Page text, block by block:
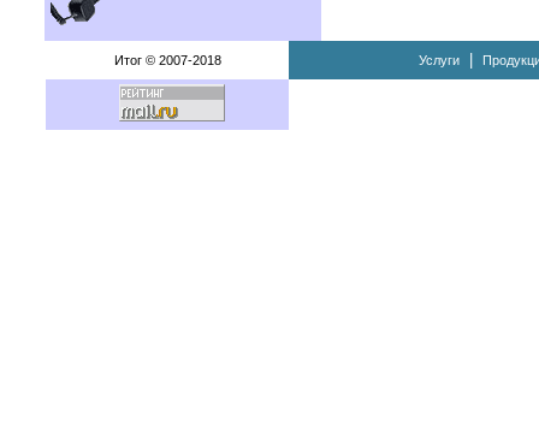
Итог © 2007-2018 Услуги